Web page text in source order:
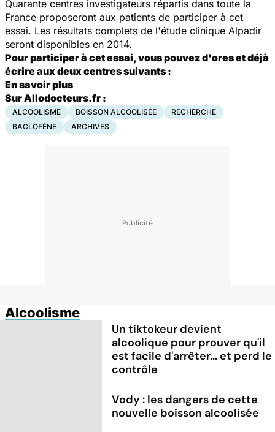
Quarante centres investigateurs répartis dans toute la
France proposeront aux patients de participer à cet
essai. Les résultats complets de l'étude clinique Alpadir
seront disponibles en 2014.
Pour participer à cet essai, vous pouvez d'ores et déjà
écrire aux deux centres suivants :
En savoir plus
Sur Allodocteurs.fr :
ALCOOLISME BOISSON ALCOOLISÉE
RECHERCHE
BACLOFÈNE
ARCHIVES
Alcoolisme
Un tiktokeur devient
alcoolique pour prouver qu'il
est facile d'arrêter... et perd le
contrôle
Vody : les dangers de cette
nouvelle boisson alcoolisée